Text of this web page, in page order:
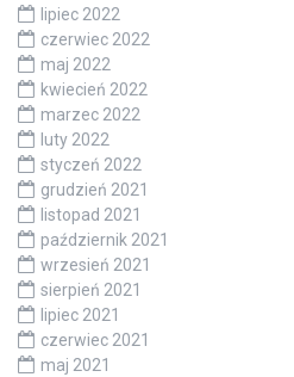
lipiec 2022
czerwiec 2022
maj 2022
kwiecień 2022
marzec 2022
luty 2022
styczeń 2022
grudzień 2021
listopad 2021
październik 2021
wrzesień 2021
sierpień 2021
lipiec 2021
czerwiec 2021
maj 2021